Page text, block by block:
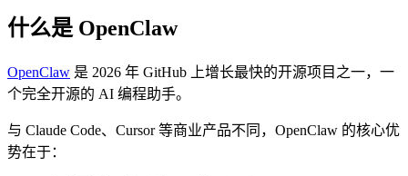
什么是 OpenClaw
OpenClaw 是 2026 年 GitHub 上增长最快的开源项目之一，一
个完全开源的 AI 编程助手。
与 Claude Code、Cursor 等商业产品不同，OpenClaw 的核心优
势在于：